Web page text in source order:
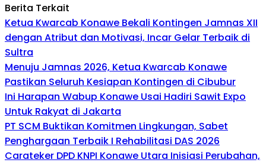
Berita Terkait
Ketua Kwarcab Konawe Bekali Kontingen Jamnas XII
dengan Atribut dan Motivasi, Incar Gelar Terbaik di
Sultra
Menuju Jamnas 2026, Ketua Kwarcab Konawe
Pastikan Seluruh Kesiapan Kontingen di Cibubur
Ini Harapan Wabup Konawe Usai Hadiri Sawit Expo
Untuk Rakyat di Jakarta
PT SCM Buktikan Komitmen Lingkungan, Sabet
Penghargaan Terbaik I Rehabilitasi DAS 2026
Carateker DPD KNPI Konawe Utara Inisiasi Perubahan,